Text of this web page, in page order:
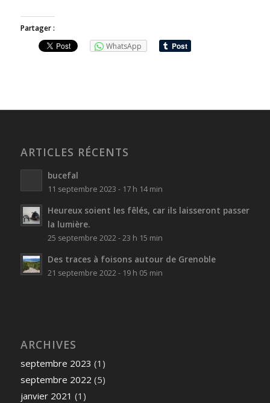
Partager :
WhatsApp
ARTICLES RÉCENTS
bucefal
11 septembre 2023 - 17 h 14 min
Heureux soient les fêlés, car ils laisseront passer
la lumière.
25 septembre 2022 - 23 h 15 min
Des traces à foisons autour de Grenoble
21 septembre 2022 - 19 h 05 min
ARCHIVES
septembre 2023 (1)
septembre 2022 (5)
janvier 2021 (1)